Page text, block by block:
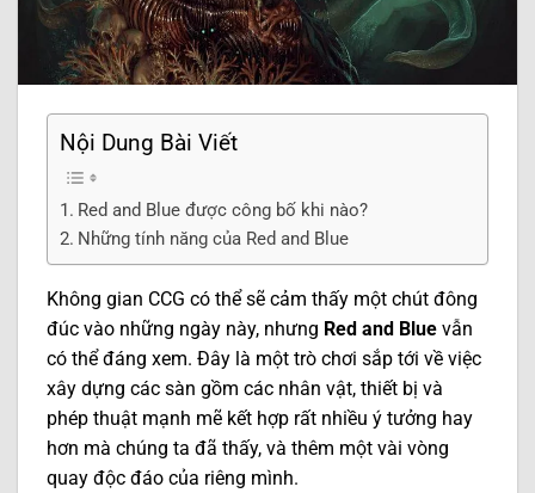
Nội Dung Bài Viết
Red and Blue được công bố khi nào?
Những tính năng của Red and Blue
Không gian CCG có thể sẽ cảm thấy một chút đông
đúc vào những ngày này, nhưng Red and Blue vẫn
có thể đáng xem. Đây là một trò chơi sắp tới về việc
xây dựng các sàn gồm các nhân vật, thiết bị và
phép thuật mạnh mẽ kết hợp rất nhiều ý tưởng hay
hơn mà chúng ta đã thấy, và thêm một vài vòng
quay độc đáo của riêng mình.